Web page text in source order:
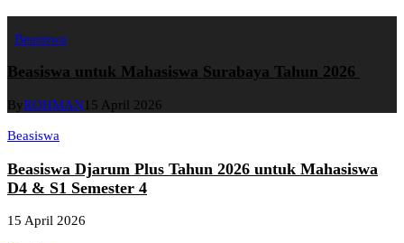
Beasiswa
Beasiswa untuk Mahasiswa Surabaya Tahun 2026
ByROHMAN15 April 2026
Beasiswa
Beasiswa Djarum Plus Tahun 2026 untuk Mahasiswa
D4 & S1 Semester 4
15 April 2026